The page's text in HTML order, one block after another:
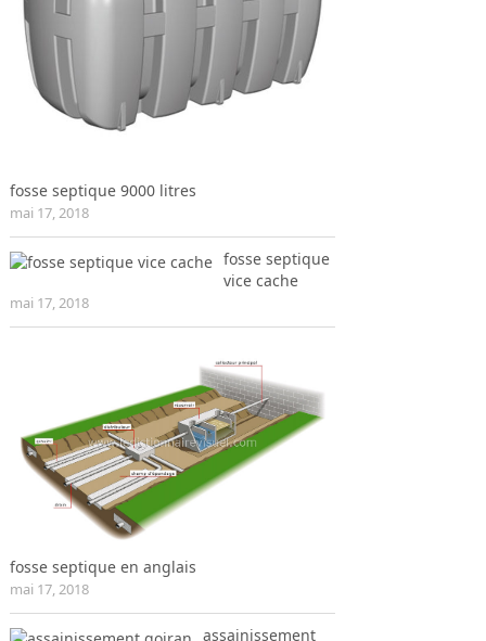
fosse septique 9000 litres
mai 17, 2018
fosse septique
vice cache
mai 17, 2018
fosse septique en anglais
mai 17, 2018
assainissement